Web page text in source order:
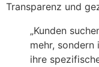
Transparenz und
„Kunden
mehr,
ihre